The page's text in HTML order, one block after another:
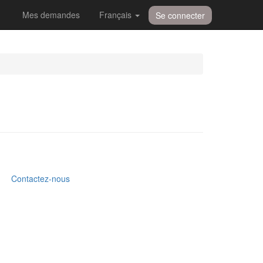
Mes demandes Français Se connecter
Contactez-nous